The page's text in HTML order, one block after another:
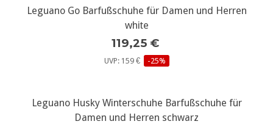
Leguano Go Barfußschuhe für Damen und Herren
white
119,25 €
UVP: 159 € -25%
Leguano Husky Winterschuhe Barfußschuhe für
Damen und Herren schwarz